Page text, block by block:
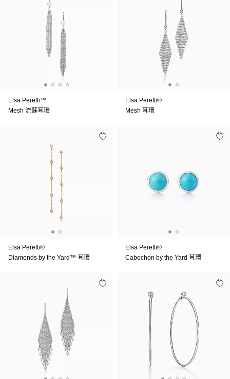
Elsa Peretti™
Mesh 流蘇耳環
Elsa Peretti®
Mesh 耳環
Elsa Peretti®
Diamonds by the Yard™ 耳環
Elsa Peretti®
Cabochon by the Yard 耳環